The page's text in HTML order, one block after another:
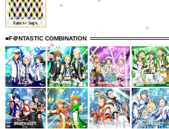
■F＠NTASTIC COMBINATION